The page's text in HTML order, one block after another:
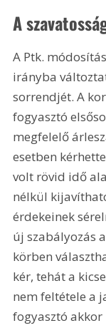
A
A Ptk.
irányba
sorrendjét. A
fogyasztó
megfelelő
esetben
volt rövid idő
nélkül
érdekeinek
új szabályozás
körben
kér, tehát a
nem feltétele a
fogyasztó akkor